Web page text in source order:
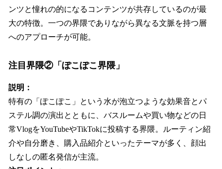
ンツと憧れの的になるコンテンツが共存しているのが最
大の特徴。一つの界隈でありながら異なる文脈を持つ層
へのアプローチが可能。
注目界隈②「ぽこぽこ界隈」
説明：
特有の「ぽこぽこ」という水が泡立つような効果音とパ
ステル調の演出とともに、バスルームや買い物などの日
常VlogをYouTubeやTikTokに投稿する界隈。ルーティン紹
介や自分磨き、購入品紹介といったテーマが多く、顔出
しなしの匿名発信が主流。